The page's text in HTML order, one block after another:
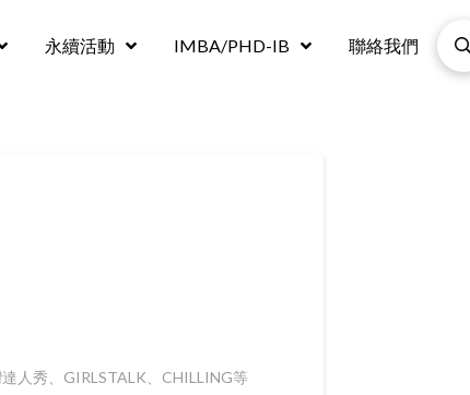
永續活動 IMBA/PHD-IB 聯絡我們
人秀、GIRLSTALK、CHILLING等